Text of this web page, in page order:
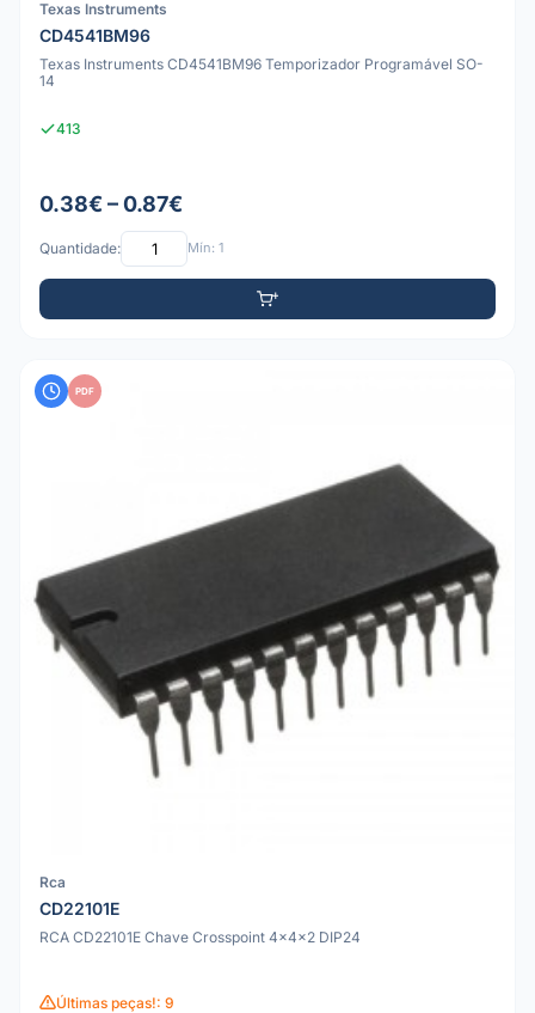
Texas Instruments
CD4541BM96
Texas Instruments CD4541BM96 Temporizador Programável SO-
14
413
0.38€ – 0.87€
Quantidade: Mín: 1
PDF
Rca
CD22101E
RCA CD22101E Chave Crosspoint 4x4x2 DIP24
Últimas peças!: 9